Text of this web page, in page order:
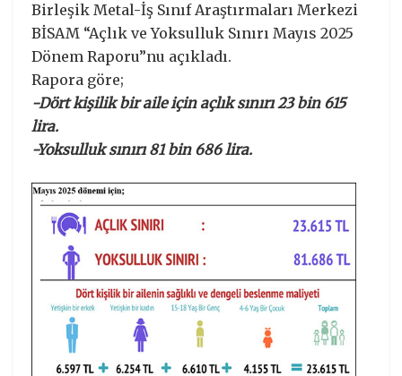
Birleşik Metal-İş Sınıf Araştırmaları Merkezi
BİSAM “Açlık ve Yoksulluk Sınırı Mayıs 2025
Dönem Raporu”nu açıkladı.
Rapora göre;
-Dört kişilik bir aile için açlık sınırı 23 bin 615
lira.
-Yoksulluk sınırı 81 bin 686 lira.